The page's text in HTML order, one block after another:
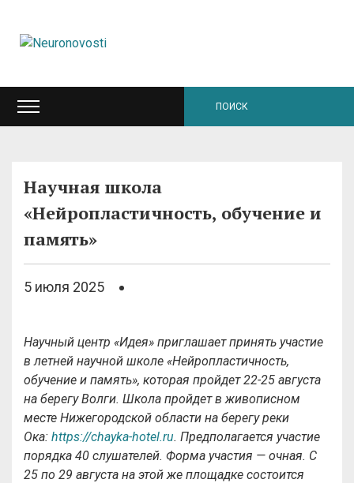
Научная школа
«Нейропластичность, обучение и
память»
5 июля 2025
Научный центр «Идея» приглашает принять участие
в летней научной школе «Нейропластичность,
обучение и память», которая пройдет 22-25 августа
на берегу Волги. Школа пройдет в живописном
месте Нижегородской области на берегу реки
Ока: https://chayka-hotel.ru. Предполагается участие
порядка 40 слушателей. Форма участия — очная. С
25 по 29 августа на этой же площадке состоится